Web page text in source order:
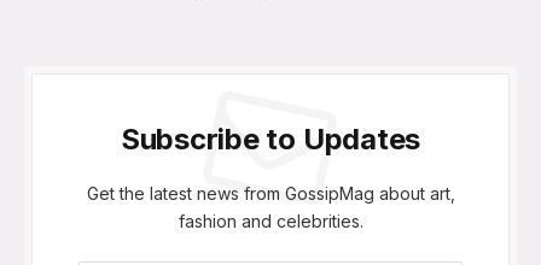
Subscribe to Updates
Get the latest news from GossipMag about art,
fashion and celebrities.